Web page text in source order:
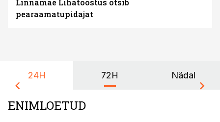
Linnamäe Lihatööstus otsib
pearaamatupidajat
24H 72H Nädal
ENIMLOETUD